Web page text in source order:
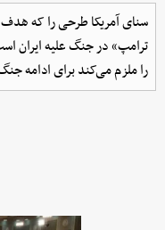
سنای آمریکا طرحی را که
ترامپ» در جنگ علیه ایران
را ملزم می‌کند برای ادامه